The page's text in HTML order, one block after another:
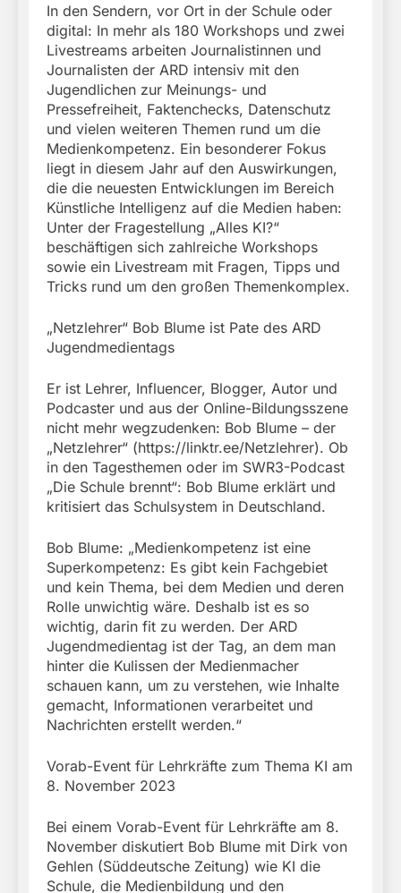
In den Sendern, vor Ort in der Schule oder
digital: In mehr als 180 Workshops und zwei
Livestreams arbeiten Journalistinnen und
Journalisten der ARD intensiv mit den
Jugendlichen zur Meinungs- und
Pressefreiheit, Faktenchecks, Datenschutz
und vielen weiteren Themen rund um die
Medienkompetenz. Ein besonderer Fokus
liegt in diesem Jahr auf den Auswirkungen,
die die neuesten Entwicklungen im Bereich
Künstliche Intelligenz auf die Medien haben:
Unter der Fragestellung „Alles KI?“
beschäftigen sich zahlreiche Workshops
sowie ein Livestream mit Fragen, Tipps und
Tricks rund um den großen Themenkomplex.
„Netzlehrer“ Bob Blume ist Pate des ARD
Jugendmedientags
Er ist Lehrer, Influencer, Blogger, Autor und
Podcaster und aus der Online-Bildungsszene
nicht mehr wegzudenken: Bob Blume – der
„Netzlehrer“ (https://linktr.ee/Netzlehrer). Ob
in den Tagesthemen oder im SWR3-Podcast
„Die Schule brennt“: Bob Blume erklärt und
kritisiert das Schulsystem in Deutschland.
Bob Blume: „Medienkompetenz ist eine
Superkompetenz: Es gibt kein Fachgebiet
und kein Thema, bei dem Medien und deren
Rolle unwichtig wäre. Deshalb ist es so
wichtig, darin fit zu werden. Der ARD
Jugendmedientag ist der Tag, an dem man
hinter die Kulissen der Medienmacher
schauen kann, um zu verstehen, wie Inhalte
gemacht, Informationen verarbeitet und
Nachrichten erstellt werden.“
Vorab-Event für Lehrkräfte zum Thema KI am
8. November 2023
Bei einem Vorab-Event für Lehrkräfte am 8.
November diskutiert Bob Blume mit Dirk von
Gehlen (Süddeutsche Zeitung) wie KI die
Schule, die Medienbildung und den